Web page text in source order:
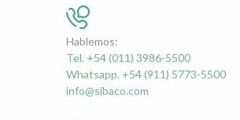
Hablemos:
Tel. +54 (011) 3986-5500
Whatsapp. +54 (911) 5773-5500
info@sibaco.com